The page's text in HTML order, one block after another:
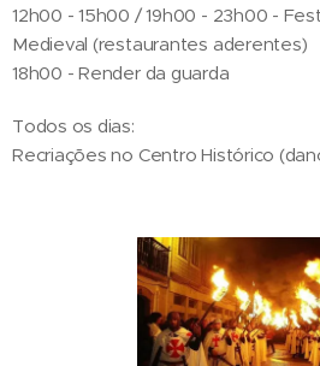
12h00 - 15h00 / 19h00 - 23h00 -
Medieval (restaurantes aderentes)
18h00 - Render da guarda
Todos os dias:
Recriações no Centro Histórico